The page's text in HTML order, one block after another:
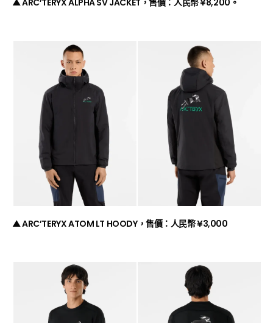
▲ ARC’TERYXALPHA SV JACKET，售價：人民幣 ¥8,200。
▲ ARC’TERYX ATOM LT HOODY，售價：人民幣 ¥3,000